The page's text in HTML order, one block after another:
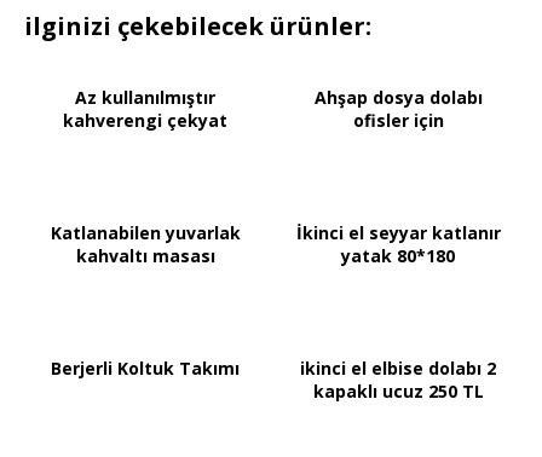
ilginizi çekebilecek ürünler:
Az kullanılmıştır
kahverengi çekyat
Ahşap dosya dolabı
ofisler için
Katlanabilen yuvarlak
kahvaltı masası
İkinci el seyyar katlanır
yatak 80*180
Berjerli Koltuk Takımı
ikinci el elbise dolabı 2
kapaklı ucuz 250 TL